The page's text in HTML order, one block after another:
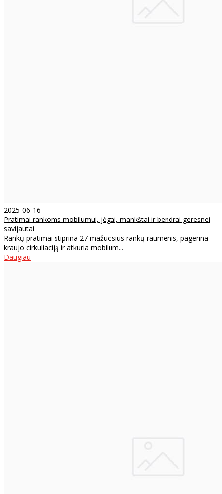
2025-06-16
Pratimai rankoms mobilumui, jėgai, mankštai ir bendrai geresnei
savijautai
Rankų pratimai stiprina 27 mažuosius rankų raumenis, pagerina
kraujo cirkuliaciją ir atkuria mobilum...
Daugiau